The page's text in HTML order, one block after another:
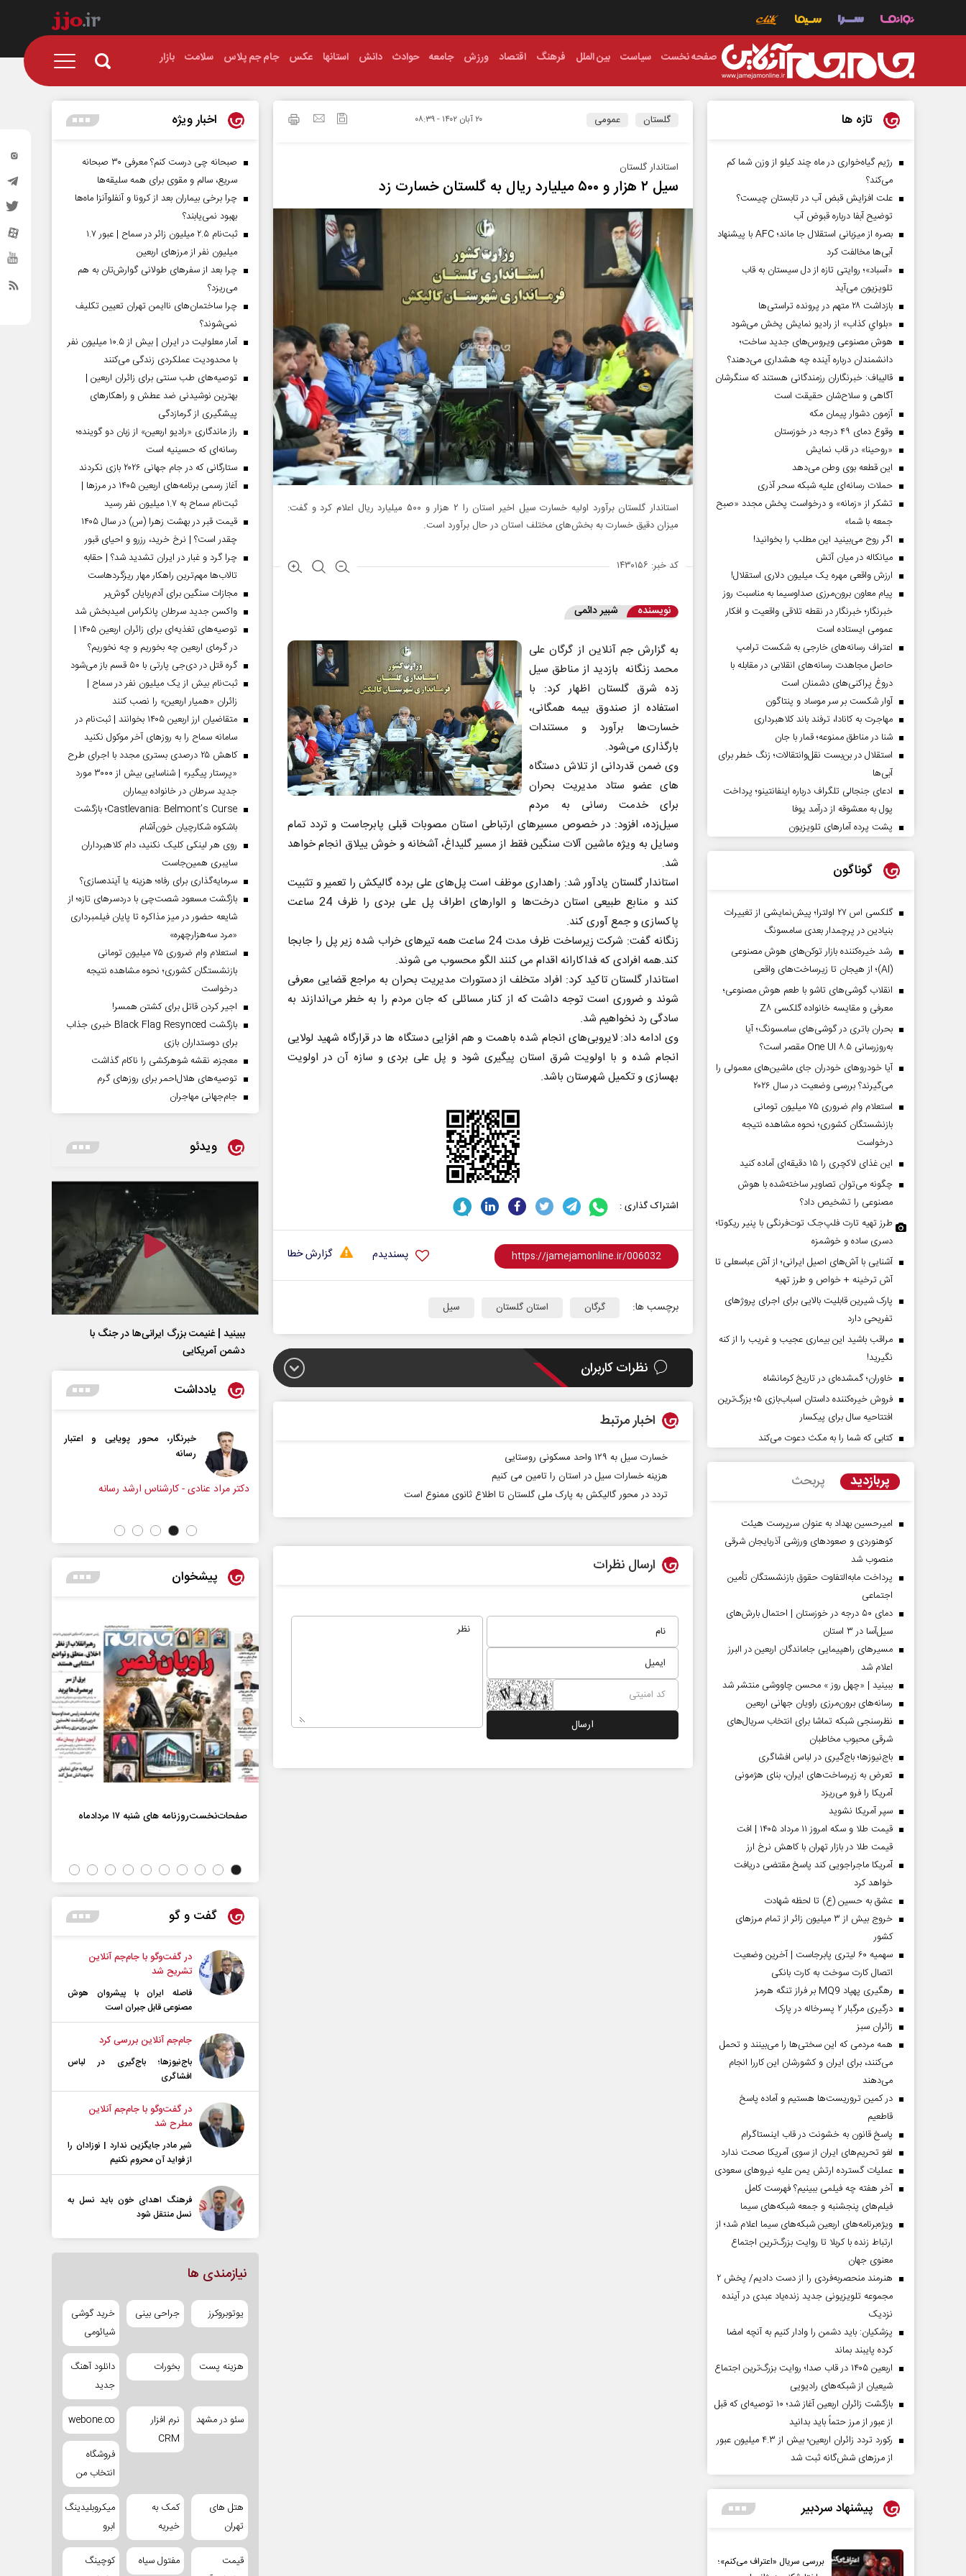
صفحه نخست سیاست بین الملل فرهنگ اقتصاد ورزش جامعه حوادث دانش استانها عکس جام جم پلاس سلامت بازار
گلستان عمومی ۲۰ آبان ۱۴۰۲ - ۰۸:۳۹
استاندار گلستان
سیل ۲ هزار و ۵۰۰ میلیارد ریال به گلستان خسارت زد
استاندار گلستان برآورد اولیه خسارت سیل اخیر استان را ۲ هزار و ۵۰۰ میلیارد ریال اعلام کرد و گفت:
میزان دقیق خسارت به بخش‌های مختلف استان در حال برآورد است.
کد خبر: ۱۴۳۰۱۵۶
نویسنده شبیر دائمی
به گزارش جم آنلاین از گرگان علی
محمد زنگانه بازدید از مناطق سیل
زده شرق گلستان اظهار کرد: با
استفاده از صندوق بیمه همگانی،
خسارت‌ها برآورد و مستندات
بارگذاری می‌شود.
وی ضمن قدردانی از تلاش دستگاه
های عضو ستاد مدیریت بحران
برای خدمت رسانی به مردم
سیل‌زده، افزود: در خصوص مسیرهای ارتباطی استان مصوبات قبلی پابرجاست و تردد تمام
وسایل به ویژه ماشین آلات سنگین فقط از مسیر گلیداغ، آشخانه و خوش ییلاق انجام خواهد
شد.
استاندار گلستان یادآور شد: راهداری موظف است پل‌های علی برده گالیکش را تعمیر و تثبیت
کند و منابع طبیعی استان درخت‌ها و الوارهای اطراف پل علی بردی را ظرف 24 ساعت
پاکسازی و جمع آوری کند.
زنگانه گفت: شرکت زیرساخت ظرف مدت 24 ساعت همه تیرهای خراب شده زیر پل را جابجا
کند.همه افرادی که فداکارانه اقدام می کنند الگو محسوب می شوند.
استاندار گلستان تاکید کرد: افراد متخلف از دستورات مدیریت بحران به مراجع قضایی معرفی
شوند و ضروری است توجه داشت که از کنار مسائلی که جان مردم را به خطر می‌اندازند به
سادگی رد نخواهیم شد.
وی ادامه داد: لایروبی‌های انجام شده باهمت و‌ هم افزایی دستگاه ها در قرارگاه شهید لولایی
انجام شده و با اولویت شرق استان پیگیری شود و پل علی بردی و سازه آن در اولویت
بهسازی و تکمیل شهرستان باشد.
اشتراک گذاری :
گزارش خطا پسندیدم
برچسب ها: گرگان استان گلستان سیل
نظرات کاربران
اخبار مرتبط
خسارت سیل به ۱۲۹ واحد مسکونی روستایی
هزینه خسارات سیل در استان را تامین می کنیم
تردد در محور گالیکش به پارک ملی گلستان تا اطلاع ثانوی ممنوع است
ارسال نظرات
تازه ها
رژیم گیاه‌خواری در ماه چند کیلو از وزن شما کم
می‌کند؟
علت افزایش قبض آب در تابستان چیست؟
توضیح آبفا درباره قبوض آب
بصره از میزبانی استقلال جا ماند؛ AFC با پیشنهاد
آبی‌ها مخالفت کرد
«آسباد»؛ روایتی تازه از دل سیستان به قاب
تلویزیون می‌آید
بازداشت ۲۸ متهم در پرونده تراستی‌ها
«بلواي کذاب» از رادیو نمایش پخش می‌شود
هوش مصنوعی ویروس‌های جدید ساخت؛
دانشمندان درباره آینده چه هشداری می‌دهند؟
قالیباف: خبرنگاران رزمندگانی هستند که سنگرشان
آگاهی و سلاح‌شان حقیقت است
آزمون دشوار پیمان مکه
وقوع دمای ۴۹ درجه در خوزستان
«روحینا» در قاب نمایش
این قطعه بوی وطن می‌دهد
حملات رسانه‌ای علیه شبکه سحر آذری
تشکر از «زمانه» و درخواست پخش مجدد «صبح
جمعه با شما»
اگر روح می‌بینید این مطلب را بخوانید!
میانکاله در میان آتش
ارزش واقعی مهره یک میلیون دلاری استقلال!
پیام معاون برون‌مرزی صداوسیما به مناسبت روز
خبرنگار؛ خبرنگار در نقطه تلاقی واقعیت و افکار
عمومی ایستاده است
اعتراف رسانه‌های خارجی به شکست ترامپ
حاصل مجاهدت رسانه‌های انقلابی در مقابله با
دروغ پراکنی‌های دشمنان است
آوار شکست بر سر موساد و پنتاگون
مهاجرت به کانادا، ترفند باند کلاهبرداری
شنا در مناطق ممنوعه؛ قمار با جان
استقلال در بن‌بست نقل‌وانتقالات؛ زنگ خطر برای
آبی‌ها
ادعای جنجالی تلگراف درباره اینفانتینو؛ پرداخت
پول به معشوقه از درآمد یوفا
پشت پرده آمارهای تلویزیون
گوناگون
گلکسی اس ۲۷ اولترا؛ پیش‌نمایشی از تغییرات
بنیادین در پرچمدار بعدی سامسونگ
رشد خیره‌کننده بازار توکن‌های هوش مصنوعی
(AI)؛ از هیجان تا زیرساخت‌های واقعی
انقلاب گوشی‌های تاشو‌ با طعم هوش مصنوعی؛
معرفی و مقایسه خانواده گلکسی Z۸
بحران باتری در گوشی‌های سامسونگ؛ آیا
به‌روزرسانی One UI ۸.۵ مقصر است؟
آیا خودروهای خودران جای ماشین‌های معمولی را
می‌گیرند؟ بررسی وضعیت در سال ۲۰۲۶
استعلام وام ضروری ۷۵ میلیون تومانی
بازنشستگان کشوری؛ نحوه مشاهده نتیجه
درخواست
این غذای لاکچری را ۱۵ دقیقه‌ای آماده کنید
چگونه می‌توان تصاویر ساخته‌شده با هوش
مصنوعی را تشخیص داد؟
طرز تهیه تارت فلپ‌جک توت‌فرنگی با پنیر ریکوتا؛
دسری ساده و خوشمزه
آشنایی با آش‌های اصیل ایرانی؛ از آش عباسعلی تا
آش ترخینه + خواص و طرز تهیه
پارک شیرین قابلیت‌ بالایی برای اجرای پروژهای
تفریحی دارد
مراقب باشید این بیماری عجیب و غریب را از کنه
نگیرید!
خاوران؛ گمشده‌ای در تاریخ کرمانشاه
فروش خیره‌کننده داستان اسباب‌بازی ۵؛ بزرگ‌ترین
افتتاحیه سال برای پیکسار
کتابی که شما را به مکث دعوت می‌کند
پربازدید پربحث
امیرحسین بهداد به عنوان سرپرست هیئت
کوهنوردی و صعودهای ورزشی آذربایجان شرقی
منصوب شد
پرداخت مابه‌التفاوت حقوق بازنشستگان تأمین
اجتماعی
دمای ۵۰ درجه در خوزستان | احتمال بارش‌های
سیل‌آسا در ۳ استان
مسیر‌های راهپیمایی جاماندگان اربعین در البرز
اعلام شد
ببینید | «چهل روز » محسن چاووشی منتشر شد
رسانه‌های برون‌مرزی راویان جهانی اربعین
نظرسنجی شبکه تماشا برای انتخاب سریال‌های
شرقی محبوب مخاطبان
باج‌نیوزها؛ باج‌گیری در لباس افشاگری
تعرض به زیرساخت‌های ایران، بنای هژمونی
آمریکا را فرو می‌ریزد
سپر آمریکا نشوید
قیمت طلا و سکه امروز ۱۱ مرداد ۱۴۰۵ | افت
قیمت طلا در بازار تهران با کاهش نرخ ارز
آمریکا ماجراجویی کند پاسخ مقتضی دریافت
خواهد کرد
عشق به حسین (ع) تا لحظه شهادت
خروج بیش از ۳ میلیون زائر از تمام مرز‌های
کشور
سهمیه ۶۰ لیتری پابرجاست | آخرین وضعیت
اتصال کارت سوخت به کارت بانکی
رهگیری پهپاد MQ9 بر فراز تنگه هرمز
درگیری مرگبار ۲ پسرخاله در پارک
‌زائران سبز
همه مردمی که این سختی‌ها را می‌بینند و تحمل
می‌کنند، برای ایران و کشورشان این کاررا انجام
می‌دهند
در کمین تروریست‌ها هستیم و آماده پاسخ
قاطعیم
پاسخ قانون به خشونت در قاب اینستاگرام
لغو تحریم‌های ایران از سوی آمریکا صحت ندارد
عملیات گسترده ارتش یمن علیه نیروهای سعودی
آخر هفته چه فیلمی ببینیم؟ فهرست کامل
فیلم‌های پنجشنبه و جمعه شبکه‌های سیما
ویژه‌برنامه‌های اربعین شبکه‌های سیما اعلام شد؛ از
ارتباط زنده با کربلا تا روایت بزرگ‌ترین اجتماع
معنوی جهان
هنرمند منحصر‌به‌فردی را از دست دادیم/ پخش ۲
مجموعه تلویزیونی جدید زنده‌یاد عبدی در آینده
نزدیک
پزشکیان: باید دشمن را وادار کنیم به آنچه امضا
کرده پایبند بماند
اربعین ۱۴۰۵ در قاب صدا؛ روایت بزرگ‌ترین اجتماع
شیعیان از شبکه‌های رادیویی
بازگشت زائران اربعین آغاز شد؛ ۱۰ توصیه‌ای که قبل
از عبور از مرز حتماً باید بدانید
رکورد تردد زائران اربعین؛ بیش از ۴.۳ میلیون عبور
از مرزهای شش‌گانه ثبت شد
پیشنهاد سردبیر
بررسی سریال «اعتراف می‌کنم»؛
اخبار ویژه
صبحانه چی درست کنم؟ معرفی ۳۰ صبحانه
سریع، سالم و مقوی برای همه سلیقه‌ها
چرا برخی بیماران بعد از کرونا و آنفلوآنزا ماه‌ها
بهبود نمی‌یابند؟
ثبت‌نام ۲.۵ میلیون زائر در سماح | عبور ۱.۷
میلیون نفر از مرز‌های اربعین
چرا بعد از سفرهای طولانی گوارش‌تان به هم
می‌ریزد؟
چرا ساختمان‌های ناایمن تهران تعیین تکلیف
نمی‌شوند؟
آمار معلولیت در ایران | بیش از ۱۰.۵ میلیون نفر
با محدودیت عملکردی زندگی می‌کنند
توصیه‌های طب سنتی برای زائران اربعین |
بهترین نوشیدنی ضد عطش و راهکارهای
پیشگیری از گرمازدگی
راز ماندگاری «رادیو اربعین» از زبان دو گوینده؛
رسانه‌ای که حسینیه است
ستارگانی که در جام جهانی ۲۰۲۶ بازی نکردند
آغاز رسمی برنامه‌های اربعین ۱۴۰۵ در مرز‌ها |
ثبت‌نام سماح به ۱.۷ میلیون نفر رسید
قیمت قبر در بهشت زهرا (س) در سال ۱۴۰۵
چقدر است؟ | نرخ خرید، رزرو و احیای قبور
چرا گرد و غبار در ایران تشدید شد؟ | حقابه
تالاب‌ها مهم‌ترین راهکار مهار ریزگردهاست
مجازات سنگین برای آدم‌ربایان گوش‌بر
واکسن جدید سرطان پانکراس امیدبخش شد
توصیه‌های تغذیه‌ای برای زائران اربعین ۱۴۰۵ |
در گرمای اربعین چه بخوریم و چه نخوریم؟
گره قتل در دی‌جی پارتی با ۵۰ قسم باز می‌شود
ثبت‌نام بیش از یک میلیون نفر در سماح |
زائران «همیار اربعین» را نصب کنند
متقاضیان ارز اربعین ۱۴۰۵ بخوانند | ثبت‌نام در
سامانه سماح را به روز‌های آخر موکول نکنید
کاهش ۲۵ درصدی بستری مجدد با اجرای طرح
«پرستار پیگیر» | شناسایی بیش از ۳۰۰۰ مورد
جدید سرطان در خانواده بیماران
Castlevania: Belmont’s Curse؛ بازگشت
باشکوه شکارچیان خون‌آشام
روی هر لینکی کلیک نکنید، دام کلاهبرداران
سایبری همین‌جاست
سرمایه‌گذاری برای رفاه؛ هزینه یا آینده‌سازی؟
بازگشت مسعود شصت‌چی با دردسر‌های تازه؛ از
شایعه حضور در میز مذاکره تا پایان فیلمبرداری
«مرد سه‌هزارچهره»
استعلام وام ضروری ۷۵ میلیون تومانی
بازنشستگان کشوری؛ نحوه مشاهده نتیجه
درخواست
اجیر کردن قاتل برای کشتن همسر!
بازگشت Black Flag Resynced خبری جذاب
برای دوستداران بازی
معجزه، نقشه شوهرکشی را ناکام گذاشت
توصیه‌های هلال‌احمر برای روز‌های گرم
جام‌جهانی مهاجران
ویدئو
ببینید | غنیمت بزرگ ایرانی‌ها در جنگ با
دشمن آمریکایی
یادداشت
راوی حقیقتِ آرامش‌ بخش
دکتر حسین قرایی - مدیر کل روابط عمومی
شکست مفتضحانه
دکتر محمد باقر خرمشاد - استاد دانشگاه
خبرنگار، محور پویایی و اعتبار
دکتر مراد عنادی - کارشناس ارشد رسانه
دروازه‌بانی اندوه در مسیر امید
پیشخوان
صفحات نخست‌روزنامه‌ها‌ی‌چهارشنبه‌۷‌مردادماه
صفحات‌نخست‌روزنامه ها‌ی شنبه ۱۷ مردادماه
گفت و گو
در گفت‌و‌گو با جام‌جم آنلاین
تشریح شد
فاصله ایران با پیشرو‌ان هوش
مصنوعی قابل جبران است
جام‌جم آنلاین بررسی کرد
باج‌نیوزها؛ باج‌گیری در لباس
افشاگری
در گفت‌و‌گو با جام‌جم آنلاین
مطرح شد
شیر مادر جایگزین ندارد | نوزادان را
از فواید آن محروم نکنیم
فرهنگ اهدای خون باید نسل به
نسل منتقل شود
نیازمندی ها
یوتوبروکرز جراحی بینی
خرید گوشی
شیائومی
هزینه پست بخورات
دانلود آهنگ
جدید
سئو در مشهد
نرم افزار
CRM
webone.co
فروشگاه
انتخاب من
هتل های
تهران
کمک به
خیریه
میکروبلیدینگ
ابرو
قیمت
مفتول سیاه
کوچینگ